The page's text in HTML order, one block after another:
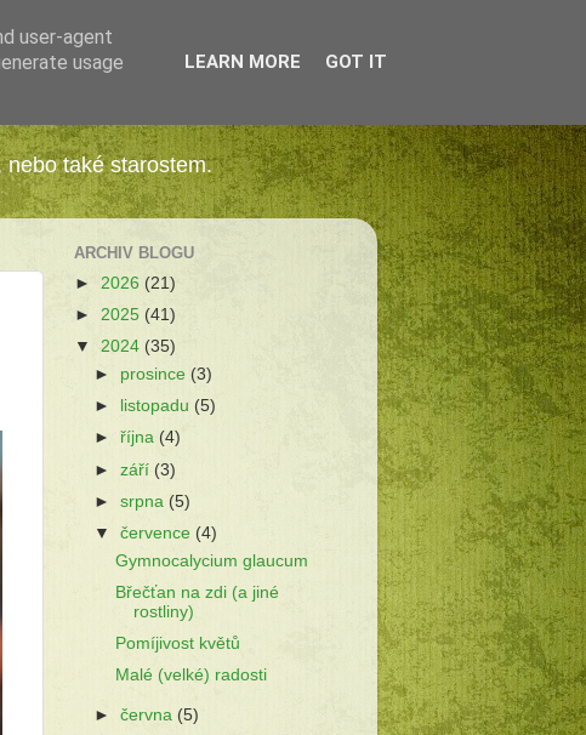
také starostem.
ARCHIV BLOGU
► 2026 (21)
► 2025 (41)
▼ 2024 (35)
► prosince(3)
►
listopadu(5)
►října (4)
►září (3)
►srpna (5)
▼července (4)
Gymnocalycium glaucum
Břečťan na zdi (a jiné
rostliny)
Pomíjivost květů
Malé (velké) radosti
►června(5)
user-agent
usage
LEARN MORE GOT IT